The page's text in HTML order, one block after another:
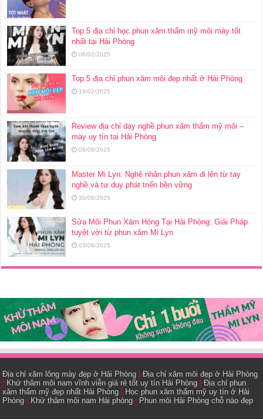
Top 5 địa chỉ học phun xăm thẩm mỹ môi mày tốt
nhất tại Hải Phòng
06/02/2025
Top 5 địa chỉ phun xăm môi đẹp nhất ở Hải Phòng
19/02/2025
Review địa chỉ dạy nghề phun xăm thẩm mỹ môi –
mày uy tín tại Hải Phòng
09/06/2025
Master Mi Lyn: Nghệ nhân phun xăm đi lên từ tay
nghề và tư duy phát triển bền vững
30/06/2025
Sửa Môi Phun Xăm Hỏng Tại Hải Phòng: Giải Pháp
tuyệt vời từ phun xăm Mi Lyn
03/08/2025
Địa chỉ xăm lông mày đẹp ở Hải Phòng |Địa chỉ xăm môi đẹp ở Hải Phòng
Khử thâm môi nam vĩnh viễn giá rẻ tốt uy tín Hải Phòng |Địa chỉ phun
xăm thẩm mỹ đẹp nhất Hải Phòng
Học phun xăm thẩm mỹ uy tín ở Hải
Phòng
Khử thâm môi nam Hải phòng Phun môi Hải Phòng chỗ nào đẹp